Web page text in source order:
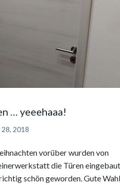
… yeeehaaa!
2018
vorüber wurden von
die Türen
schön geworden. Gute